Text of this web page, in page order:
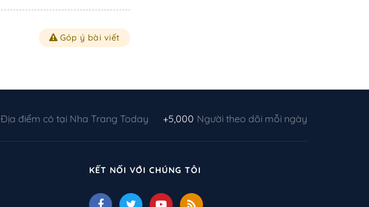
Góp ý bài viết
Địa điểm có tại Nha Trang Today +5,000 Người theo dõi mỗi ngày
KẾT NỐI VỚI CHÚNG TÔI